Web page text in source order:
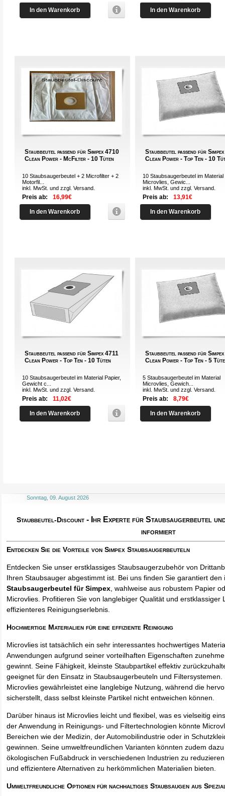
In den Warenkorb In den Warenkorb
Staubbeutel passend für Simpex 4710
Clean Power - McFilter - 10 Tüten
10 Staubsaugerbeutel + 2 Microfilter + 2
Motorfil...
inkl. MwSt. und zzgl.Versand
Preis ab: 16,99€
In den Warenkorb
Staubbeutel passend für
Clean Power - Top Ten - 10
10 Staubsaugerbeutel im Material
Microvlies, Gewic...
inkl. MwSt. und zzgl.Versand
Preis ab: 13,91€
In den Warenkorb
Staubbeutel passend für Simpex 4711
Clean Power - Top Ten - 10 Tüten
10 Staubsaugerbeutel im Material Papier,
Gewicht c...
inkl. MwSt. und zzgl.Versand
Preis ab: 11,02€
In den Warenkorb
Staubbeutel passend für
Clean Power - Top Ten - 5
5 Staubsaugerbeutel im Material
Microvlies, Gewich...
inkl. MwSt. und zzgl.Versand
Preis ab: 8,79€
In den Warenkorb
Sonntag, 09. August 2026
Staubbeutel-Discount - Ihr Experte für Staubsaugerbeutel
informiert
Entdecken Sie die Vorteile von Simpex Staubsaugerbeuteln
Entdecken Sie unser erstklassiges Staubsaugerzubehör von
Ihren Staubsauger abgestimmt ist. Bei uns finden Sie garantiert den
Staubsaugerbeutel für Simpex, wahlweise aus robustem Papier
Microvlies. Profitieren Sie von langlebiger Qualität und erstklassiger
effizienteres Reinigungserlebnis.
Hochwertige Materialien für eine effiziente Reinigung
Microvlies ist tatsächlich ein sehr interessantes hochwertiges
Anwendungen aufgrund seiner vorteilhaften Eigenschaften
gewinnt. Seine Fähigkeit, kleinste Staubpartikel effektiv
geeignet für den Einsatz in Staubsaugerbeuteln und
Microvlies gewährleistet eine langlebige Nutzung, während die
sicherstellt, dass selbst kleinste Partikel nicht entweichen können.
Darüber hinaus ist Microvlies leicht und flexibel, was es vielseitig
der Anwendung in Reinigungs- und Filtertechnologien könnte
Bereichen wie der Medizin, der Automobilindustrie oder in
gewinnen. Seine umweltfreundlichen Varianten könnten zudem
ökologischen Fußabdruck in verschiedenen Industrien zu
und effizientere Alternativen zu herkömmlichen Materialien bieten.
Umweltfreundliche Optionen für nachhaltiges Staubsaugen aus